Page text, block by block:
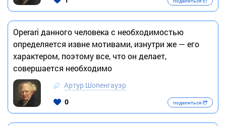
Opеrаri данного человека с необходимостью
определяется извне мотивами, изнутри же — его
характером, поэтому все, что он делает,
совершается необходимо
Артур Шопенгауэр
0
поделиться